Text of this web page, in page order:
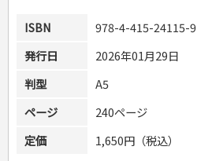
ISBN
978-4-415-24115-9
発行日
2026年01月29日
判型
A5
ページ
240ページ
定価
1,650円（税込）